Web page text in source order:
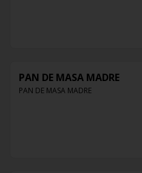
PAN DE MASA MADRE
PAN DE MASA MADRE